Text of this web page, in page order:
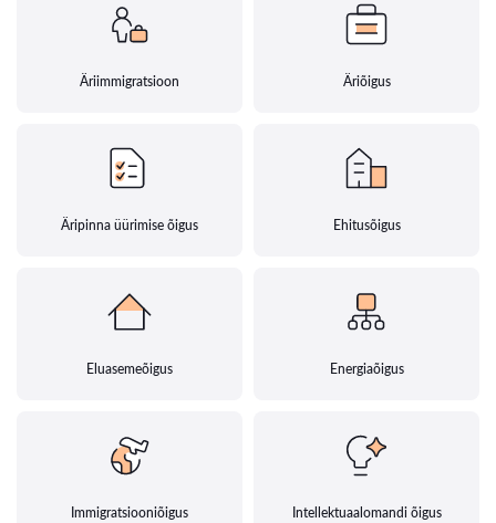
Äriimmigratsioon Äriõigus
Äripinna üürimise õigus Ehitusõigus
Eluasemeõigus Energiaõigus
Immigratsiooniõigus Intellektuaalomandi õigus